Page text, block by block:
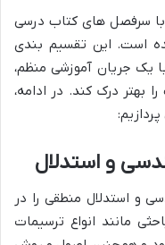
مطابق با سرفصل های کتاب درسی
است. این تقسیم بندی
یک جریان آموزشی منظم،
بهتر درک کند. در ادامه،
و استدلال منطقی را در
مانند انواع ترسیمات